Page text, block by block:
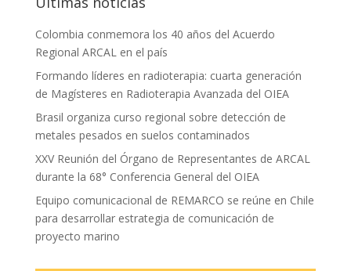
Colombia conmemora los 40 años del Acuerdo
Regional ARCAL en el país
Formando líderes en radioterapia: cuarta generación
de Magísteres en Radioterapia Avanzada del OIEA
Brasil organiza curso regional sobre detección de
metales pesados en suelos contaminados
XXV Reunión del Órgano de Representantes de ARCAL
durante la 68° Conferencia General del OIEA
Equipo comunicacional de REMARCO se reúne en Chile
para desarrollar estrategia de comunicación de
proyecto marino